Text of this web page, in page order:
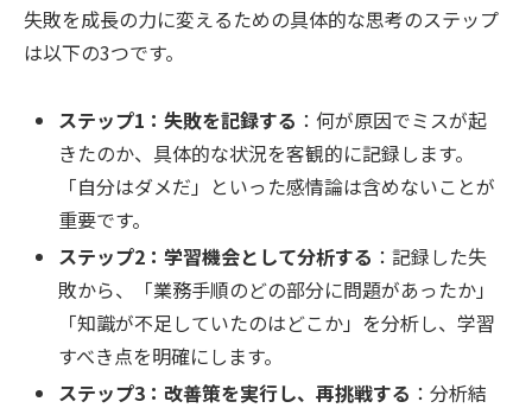
失敗を成長の力に変えるための具体的な思考のステップ
は以下の3つです。
ステップ1：失敗を記録する ：何が原因でミスが起
きたのか、具体的な状況を客観的に記録します。
「自分はダメだ」といった感情論は含めないことが
重要です。
ステップ2：学習機会として分析する ：記録した失
敗から、「業務手順のどの部分に問題があったか」
「知識が不足していたのはどこか」を分析し、学習
すべき点を明確にします。
ステップ3：改善策を実行し、再挑戦する ：分析結